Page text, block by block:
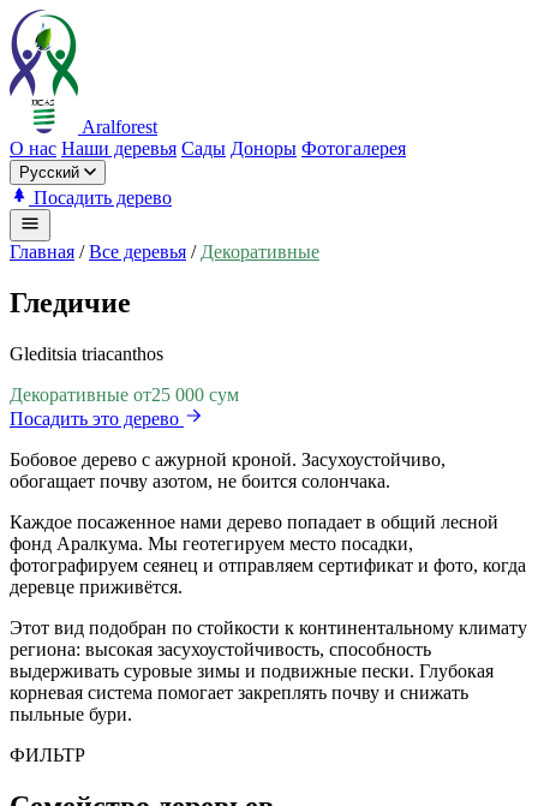
Aralforest
О нас Наши деревья Сады Доноры Фотогалерея
Русский
Посадить дерево
Главная / Все деревья / Декоративные
Гледичие
Gleditsia triacanthos
Декоративные от25 000 сум
Посадить это дерево
Бобовое дерево с ажурной кроной. Засухоустойчиво,
обогащает почву азотом, не боится солончака.
Каждое посаженное нами дерево попадает в общий лесной
фонд Аралкума. Мы геотегируем место посадки,
фотографируем сеянец и отправляем сертификат и фото, когда
деревце приживётся.
Этот вид подобран по стойкости к континентальному климату
региона: высокая засухоустойчивость, способность
выдерживать суровые зимы и подвижные пески. Глубокая
корневая система помогает закреплять почву и снижать
пыльные бури.
ФИЛЬТР